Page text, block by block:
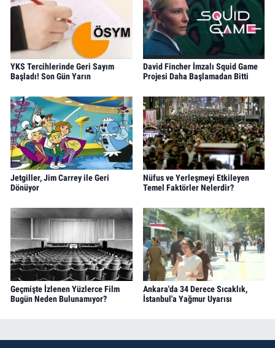
YKS Tercihlerinde Geri Sayım
Başladı! Son Gün Yarın
David Fincher İmzalı Squid Game
Projesi Daha Başlamadan Bitti
Jetgiller, Jim Carrey ile Geri
Dönüyor
Nüfus ve Yerleşmeyi Etkileyen
Temel Faktörler Nelerdir?
Geçmişte İzlenen Yüzlerce Film
Bugün Neden Bulunamıyor?
Ankara'da 34 Derece Sıcaklık,
İstanbul'a Yağmur Uyarısı